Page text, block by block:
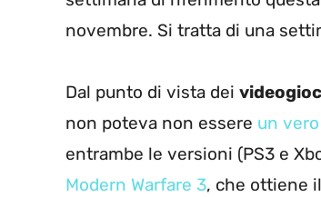
novembre. Si tratta di una
Dal punto di vista dei
non poteva non essere un
entrambe le versioni (PS3 e
Modern Warfare 3, che ottiene